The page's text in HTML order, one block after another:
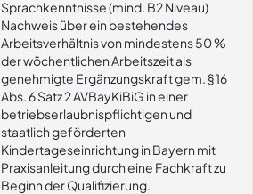
Sprachkenntnisse (mind. B2 Niveau)
Nachweis über ein bestehendes
Arbeitsverhältnis von mindestens 50 %
der wöchentlichen Arbeitszeit als
genehmigte Ergänzungskraft gem. § 16
Abs. 6 Satz 2 AVBayKiBiG in einer
betriebserlaubnispflichtigen und
staatlich geförderten
Kindertageseinrichtung in Bayern mit
Praxisanleitung durch eine Fachkraft zu
Beginn der Qualifizierung.